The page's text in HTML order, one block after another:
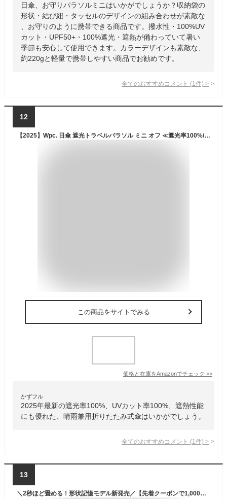
日傘、お守りパラソルミニはいかがでしょうか？収納袋の
形状・結び紐・タッセルのデザインの組み合わせが素敵な
、お守りのように携帯できる商品です。撥水性・100%UV
カット・UPF50+・100%遮光・遮熱が備わっていて暑い
季節も安心して使用できます。カラーデザインも素敵な、
約220gと軽量で携帯しやすい商品でお勧めです。
全てのおすすめコメント (1 件) >
12
【2025】Wpc. 日傘 遮光トラベルパラソル ミニ オフ ≪遮光率100%/UVカット率100%/・UPF50＋/遮熱/晴雨兼用≫ 折りたたみ傘 通勤 通学 旅行 オシャレ 可愛い 女性 レディース シンプル 801-11490-102
この商品をサイトでみる
価格と在庫をAmazonでチェック >>
かずフル
2025年最新の遮光率100%、UVカット率100%、遮熱性能
にも優れた、晴雨兼用折りたたみ式傘はいかがでしょう。
全てのおすすめコメント (1 件) >
13
＼2秒ほど畳める！形状記憶モデル新発売／【先着クーポンで1,000円】 日傘 折りたたみ ワンタッチ開閉 超軽量 完全遮光 コンパクト 自動開閉 カーボン素材 レディース メンズ 晴雨兼用 UVカット UPF50+ 6本骨 3段 耐風 雨 遮熱 遮光 広め ひんやり 父の日 ギフト